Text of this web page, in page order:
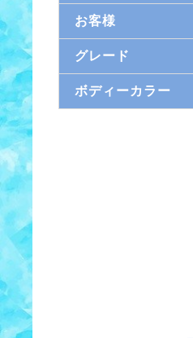
お客様
グレード
ボディーカラー